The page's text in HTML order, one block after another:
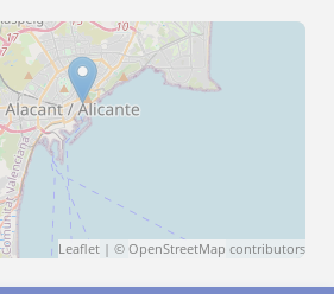
Leaflet | © OpenStreetMap contributors